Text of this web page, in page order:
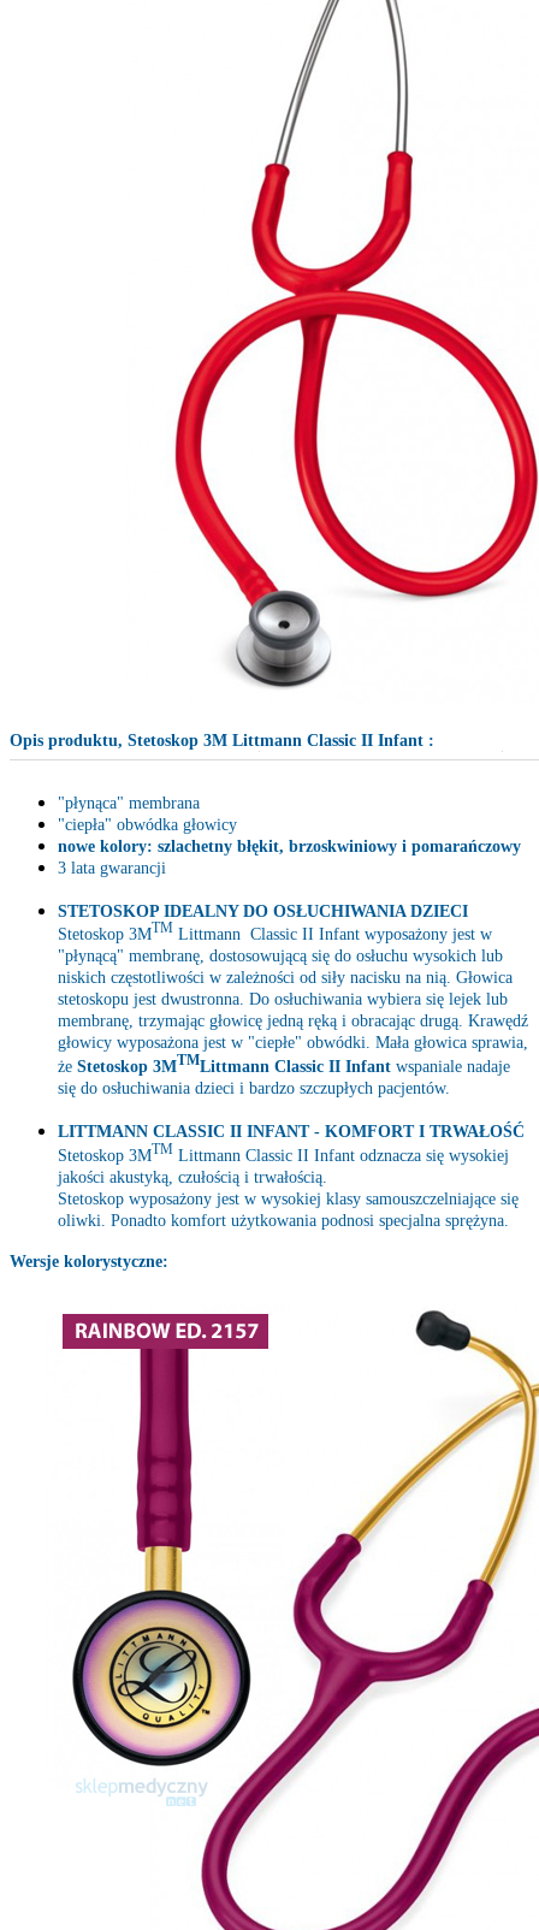
Opis produktu, Stetoskop 3M Littmann Classic II Infant :
"płynąca" membrana
"ciepła" obwódka głowicy
nowe kolory: szlachetny błękit, brzoskwiniowy i pomarańczowy
3 lata gwarancji
STETOSKOP IDEALNY DO OSŁUCHIWANIA DZIECI
Stetoskop 3MTM Littmann Classic II Infant wyposażony jest w
"płynącą" membranę, dostosowującą się do osłuchu wysokich lub
niskich częstotliwości w zależności od siły nacisku na nią. Głowica
stetoskopu jest dwustronna. Do osłuchiwania wybiera się lejek lub
membranę, trzymając głowicę jedną ręką i obracając drugą. Krawędź
głowicy wyposażona jest w "ciepłe" obwódki. Mała głowica sprawia,
że Stetoskop 3MTMLittmann Classic II Infant wspaniale nadaje
się do osłuchiwania dzieci i bardzo szczupłych pacjentów.
LITTMANN CLASSIC II INFANT - KOMFORT I TRWAŁOŚĆ
Stetoskop 3MTM Littmann Classic II Infant odznacza się wysokiej
jakości akustyką, czułością i trwałością.
Stetoskop wyposażony jest w wysokiej klasy samouszczelniające się
oliwki. Ponadto komfort użytkowania podnosi specjalna sprężyna.
Wersje kolorystyczne: